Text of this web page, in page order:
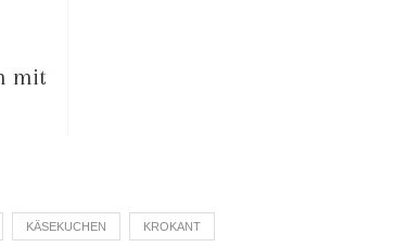
mit
KÄSEKUCHEN KROKANT